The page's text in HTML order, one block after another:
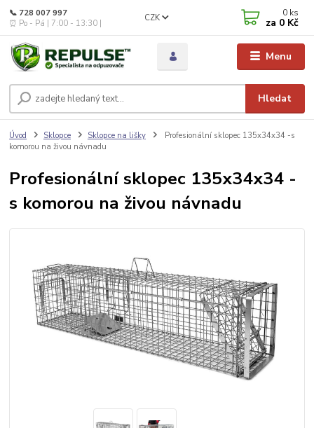
Menu
CZK
Hledat
📞 728 007 997
⏰ Po - Pá | 7:00 - 13:30 |
0 ks
za 0 Kč
Úvod Sklopce Sklopce na lišky
Profesionální sklopec 135x34x34 -s
komorou na živou návnadu
Profesionální sklopec 135x34x34 -
s komorou na živou návnadu